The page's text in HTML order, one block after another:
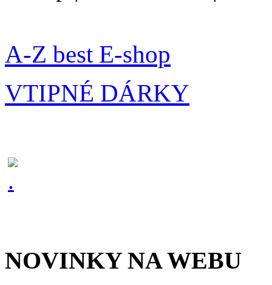
A-Z best E-shop
VTIPNÉ DÁRKY
NOVINKY NA WEBU